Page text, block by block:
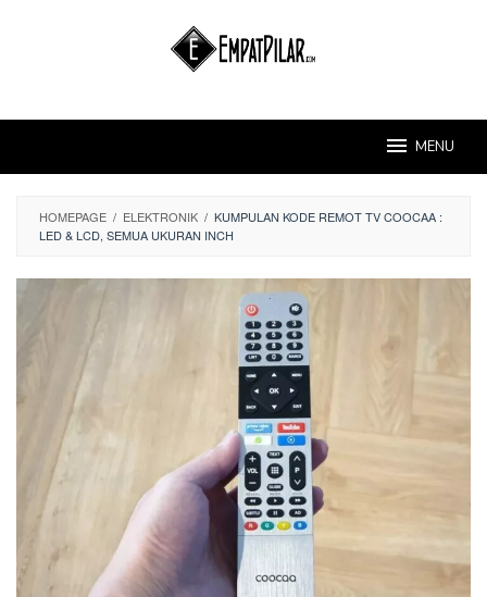
MENU
HOMEPAGE / ELEKTRONIK / KUMPULAN KODE REMOT TV COOCAA :
LED & LCD, SEMUA UKURAN INCH